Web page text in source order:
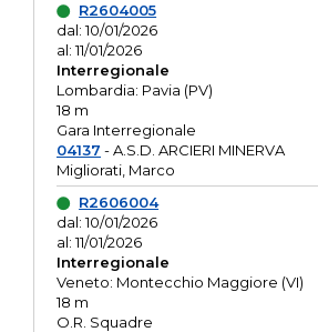
R2604005
dal: 10/01/2026
al: 11/01/2026
Interregionale
Lombardia: Pavia (PV)
18 m
Gara Interregionale
04137 - A.S.D. ARCIERI MINERVA
Migliorati, Marco
R2606004
dal: 10/01/2026
al: 11/01/2026
Interregionale
Veneto: Montecchio Maggiore (VI)
18 m
O.R. Squadre